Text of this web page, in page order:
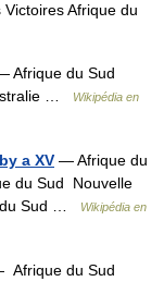
Afrique du
Afrique du Sud
…
Wikipédia en
a XV — Afrique du
du Sud Nouvelle
du Sud …
Wikipédia en
Afrique du Sud